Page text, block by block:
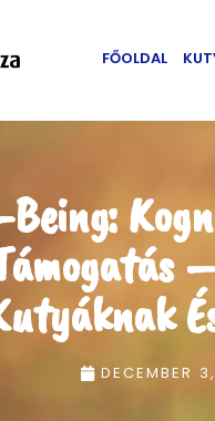
FŐOLDAL
DECEMBER